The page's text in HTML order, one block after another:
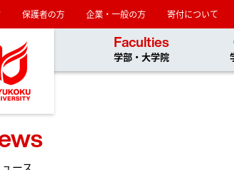
龍谷大学 You,
保護者の方 企業・一般の方 寄付について
Faculties
学部・大学院
ース